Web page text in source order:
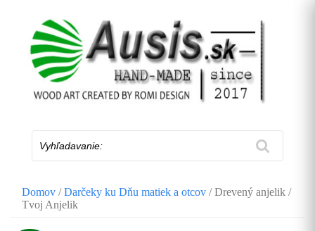
Domov /Darčeky ku Dňu matiek a otcov / Drevený anjelik /
Tvoj Anjelik